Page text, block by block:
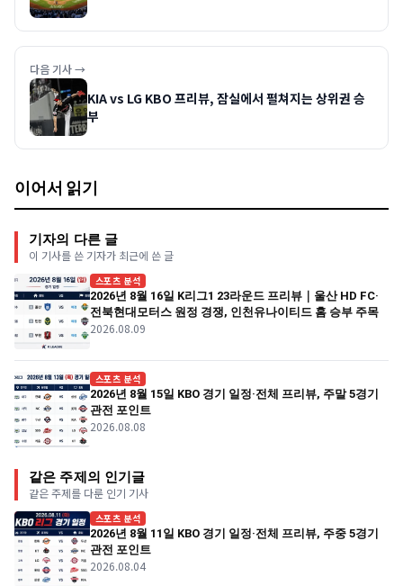
다음 기사 →
KIA vs LG KBO 프리뷰, 잠실에서 펼쳐지는 상위권 승
부
이어서 읽기
기자의 다른 글
이 기사를 쓴 기자가 최근에 쓴 글
스포츠 분석
2026년 8월 16일 K리그1 23라운드 프리뷰｜울산 HD FC·
전북현대모터스 원정 경쟁, 인천유나이티드 홈 승부 주목
2026.08.09
스포츠 분석
2026년 8월 15일 KBO 경기 일정·전체 프리뷰, 주말 5경기
관전 포인트
2026.08.08
같은 주제의 인기글
같은 주제를 다룬 인기 기사
스포츠 분석
2026년 8월 11일 KBO 경기 일정·전체 프리뷰, 주중 5경기
관전 포인트
2026.08.04